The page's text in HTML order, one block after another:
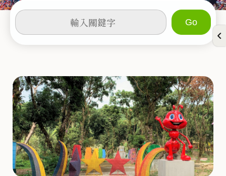
輸
入